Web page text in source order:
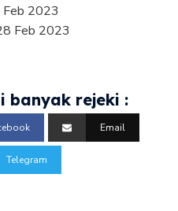
2023
Feb 2023
banyak rejeki :
Email
Telegram